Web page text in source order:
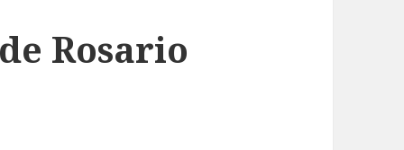
Rosario